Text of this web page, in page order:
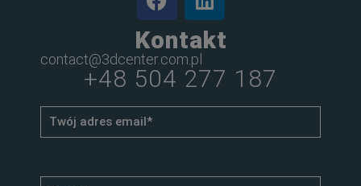
Kontakt
contact@3dcenter.com.pl
+48 504 277 187